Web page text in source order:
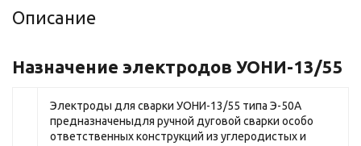
Описание
Назначение электродов УОНИ-13/55
Электроды для сварки УОНИ-13/55 типа Э-50А
предназначеныдля ручной дуговой сварки особо
ответственных конструкций из углеродистых и